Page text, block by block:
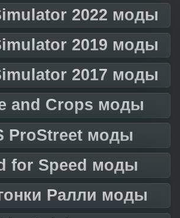
2022 моды
2019 моды
2017 моды
and Crops моды
ProStreet моды
for Speed моды
Ралли моды